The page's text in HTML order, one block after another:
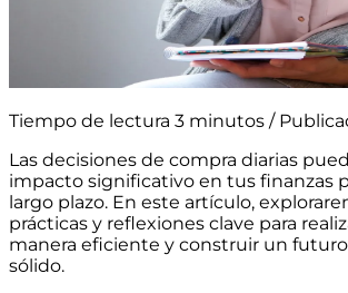
Tiempo de lectura 3 minutos /
Las decisiones de compra diarias
impacto significativo en tus finanzas
largo plazo. En este artículo,
prácticas y reflexiones clave para
manera eficiente y construir un
sólido.